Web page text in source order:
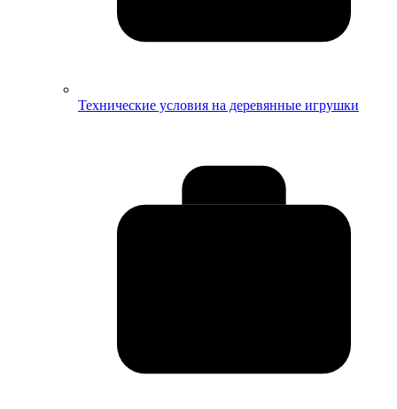
Технические условия на деревянные игрушки